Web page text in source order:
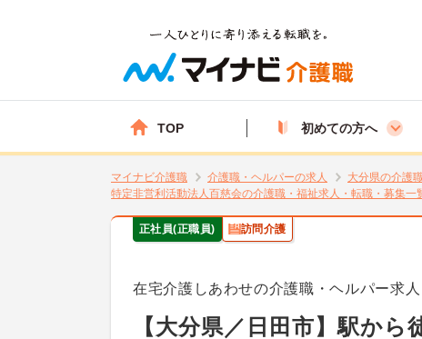
TOP 初めての方へ
マイナビ介護職 介護職・ヘルパーの求人 大分県の介護
特定非営利活動法人百慈会の介護職・福祉求人・転職・募集一
正社員(正職員) 訪問介護
在宅介護しあわせの介護職・ヘルパー求人
【大分県／日田市】駅か